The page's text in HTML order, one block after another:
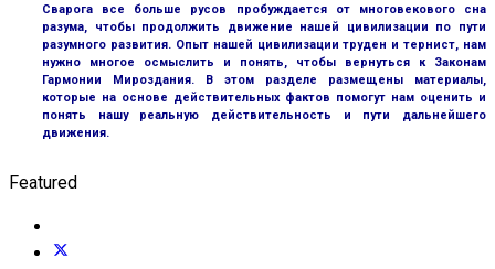
Сварога все больше русов пробуждается от многовекового сна
разума, чтобы продолжить движение нашей цивилизации по пути
разумного развития. Опыт нашей цивилизации труден и тернист, нам
нужно многое осмыслить и понять, чтобы вернуться к Законам
Гармонии Мироздания. В этом разделе размещены материалы,
которые на основе действительных фактов помогут нам оценить и
понять нашу реальную действительность и пути дальнейшего
движения.
Featured